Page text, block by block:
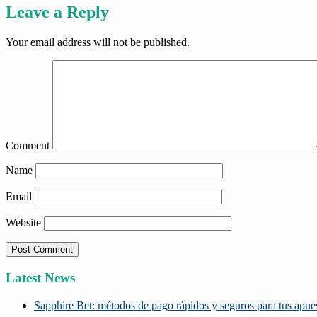
Leave a Reply
Your email address will not be published.
Comment
Name
Email
Website
Latest News
Sapphire Bet: métodos de pago rápidos y seguros para tus